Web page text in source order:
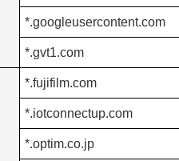
*.googleusercontent.com
*.gvt1.com
*.fujifilm.com
*.iotconnectup.com
*.optim.co.jp